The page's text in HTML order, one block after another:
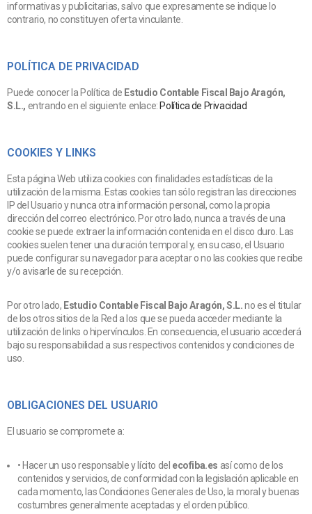
informativas y publicitarias, salvo que expresamente se indique lo
contrario, no constituyen oferta vinculante.
POLÍTICA DE PRIVACIDAD
Puede conocer la Política de Estudio Contable Fiscal Bajo Aragón,
S.L., entrando en el siguiente enlace: Política de Privacidad
COOKIES Y LINKS
Esta página Web utiliza cookies con finalidades estadísticas de la
utilización de la misma. Estas cookies tan sólo registran las direcciones
IP del Usuario y nunca otra información personal, como la propia
dirección del correo electrónico. Por otro lado, nunca a través de una
cookie se puede extraer la información contenida en el disco duro. Las
cookies suelen tener una duración temporal y, en su caso, el Usuario
puede configurar su navegador para aceptar o no las cookies que recibe
y/o avisarle de su recepción.
Por otro lado, Estudio Contable Fiscal Bajo Aragón, S.L.no es el titular
de los otros sitios de la Red a los que se pueda acceder mediante la
utilización de links o hipervínculos. En consecuencia, el usuario accederá
bajo su responsabilidad a sus respectivos contenidos y condiciones de
uso.
OBLIGACIONES DEL USUARIO
El usuario se compromete a:
• Hacer un uso responsable y lícito del ecofiba.es así como de los
contenidos y servicios, de conformidad con la legislación aplicable en
cada momento, las Condiciones Generales de Uso, la moral y buenas
costumbres generalmente aceptadas y el orden público.